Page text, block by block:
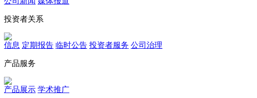
投资者关系
信息 定期报告 临时公告 投资者服务 公司治理
产品服务
产品展示 学术推广